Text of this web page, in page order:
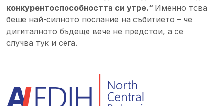
конкурентоспособността си утре.“ Именно това
беше най-силното послание на събитието – че
дигиталното бъдеще вече не предстои, а се
случва тук и сега.